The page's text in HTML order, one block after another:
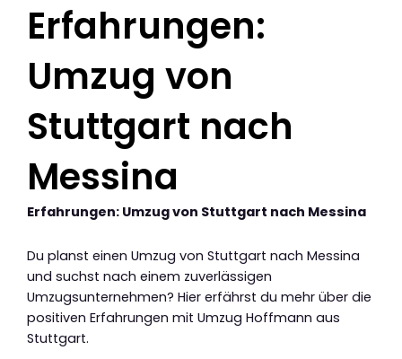
Erfahrungen:
Umzug von
Stuttgart nach
Messina
Erfahrungen: Umzug von Stuttgart nach Messina
Du planst einen Umzug von Stuttgart nach Messina
und suchst nach einem zuverlässigen
Umzugsunternehmen? Hier erfährst du mehr über die
positiven Erfahrungen mit Umzug Hoffmann aus
Stuttgart.